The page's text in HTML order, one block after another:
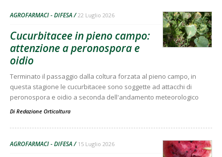
AGROFARMACI - DIFESA 22 Luglio 2026
Cucurbitacee in pieno campo:
attenzione a peronospora e
oidio
Terminato il passaggio dalla coltura forzata al pieno campo, in
questa stagione le cucurbitacee sono soggette ad attacchi di
peronospora e oidio a seconda dell'andamento meteorologico
Di Redazione Orticoltura
AGROFARMACI - DIFESA 15 Luglio 2026